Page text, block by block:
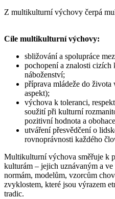
Z multikulturní výchovy čerpá
Cíle multikulturní výchovy:
sbližování a spolupráce
pochopení a znalosti cizích
náboženství;
příprava mládeže do
aspekt);
výchova k toleranci,
soužití při kulturní
pozitivní hodnota a
utváření přesvědčení o
rovnoprávnosti každého
Multikulturní výchova směřuje k
kulturám – jejich uznávaným a
normám, modelům, vzorcům
zvyklostem, které jsou výrazem
tradic.